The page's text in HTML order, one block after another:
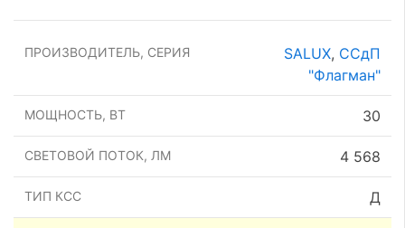
ПРОИЗВОДИТЕЛЬ, СЕРИЯ SALUX, ССдП
"Флагман"
МОЩНОСТЬ, ВТ 30
СВЕТОВОЙ ПОТОК, ЛМ 4 568
ТИП КСС Д